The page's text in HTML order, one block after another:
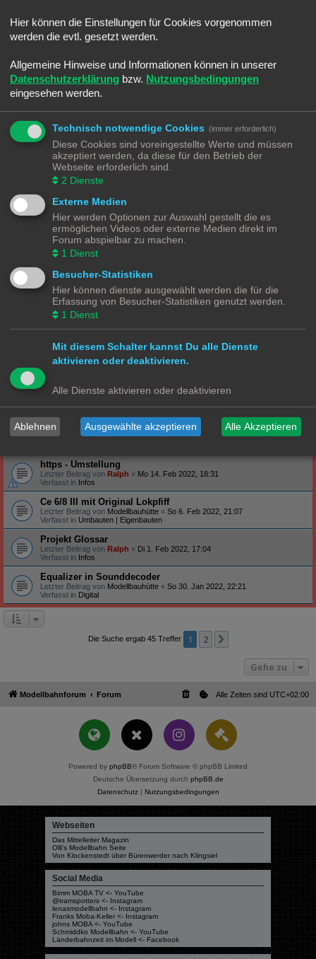
Letzter Beitrag vonRalph«Sa 25. Jun 2022, 08:45
Verfasst inSmaltalk
Letzter Beitrag von Ralph «Sa 25. Jun 2022, 08:30
Verfasst inSpiele & Co.
Umbauwagen ROCO
Letzter Beitrag von
Märklin BR216 (V160) CARGO digitalisieren
Letzter Beitrag von «Fr 20. Mai 2022, 17:36
Verfasst in Lokomotiven | Züge
Schotter Beladung selber machen
Verfasst inGestaltungstipps und Tricks
Märklin K83 Weichendecoder - Separate Stromeinspeisung
Letzter Beitrag von
Verfasst inDigital
Software - aber Welche - Teil 4
Letzter Beitrag von
Verfasst inSteuerung
Software - aber Welche - Teil 3
Letzter Beitrag von Moba_GM
Do 3. Mär 2022, 19:12
Verfasst inSteuerung
Software - aber Welche - Teil 2
Verfasst inSteuerung
Profilbanner
Letzter Beitrag vonRalph«So 27. Feb 2022, 09:12
Verfasst in
Arduino - habt ihr schon Erfahrung gemacht?
Verfasst inTechnik
S-Bahn Triebwagen ET171/EM171 - BR471/871
Letzter Beitrag vonHammonia«Sa 19. Feb 2022, 23:39
https - Umstellung
Letzter Beitrag von Ralph « Mo 14. Feb 2022, 18:31
Verfasst in Infos
Ce 6/8 III mit Original Lokpfiff
Letzter Beitrag von Modellbauhütte « So 6. Feb 2022, 21:07
Verfasst in Umbauten | Eigenbauten
Projekt Glossar
Letzter Beitrag von Ralph « Di 1. Feb 2022, 17:04
Verfasst in Infos
Equalizer in Sounddecoder
Letzter Beitrag von Modellbauhütte « So 30. Jan 2022, 22:21
Verfasst in Digital
Die Suche ergab 45 Treffer 1 2
Gehe zu
Modellbahnforum Forum Alle Zeiten sind UTC+02:00
Powered by phpBB® Forum Software © phpBB Limited
Deutsche Übersetzung durch phpBB.de
Datenschutz| Nutzungsbedingungen
Webseiten
Das Mittelleiter Magazin
Olli's Modellbahn Seite
Von Klockenstedt über Bürenwerder nach Klingsiel
Social Media
Bimm MOBA TV <- YouTube
@tramspotters <- Instagram
lenasmodellbahn <- Instagram
Franks Moba-Keller <- Instagram
johns MOBA <- YouTube
Schmiddko Modellbahn <- YouTube
Länderbahnzeit im Modell <- Facebook
Hier können die Einstellungen für Cookies vorgenommen
werden die evtl. gesetzt werden.
Allgemeine Hinweise und Informationen können in unserer
Datenschutzerklärung bzw. Nutzungsbedingungen
eingesehen werden.
Technisch notwendige Cookies (immer erforderlich)
Diese Cookies sind voreingestellte Werte und müssen
akzeptiert werden, da diese für den Betrieb der
Webseite erforderlich sind.
2 Dienste
Externe Medien
Hier werden Optionen zur Auswahl gestellt die es
ermöglichen Videos oder externe Medien direkt im
Forum abspielbar zu machen.
1 Dienst
Besucher-Statistiken
Hier können dienste ausgewählt werden die für die
Erfassung von Besucher-Statistiken genutzt werden.
1 Dienst
Mit diesem Schalter kannst Du alle Dienste
aktivieren oder deaktivieren.
Alle Dienste aktivieren oder deaktivieren
Ablehnen Ausgewählte akzeptieren Alle Akzeptieren